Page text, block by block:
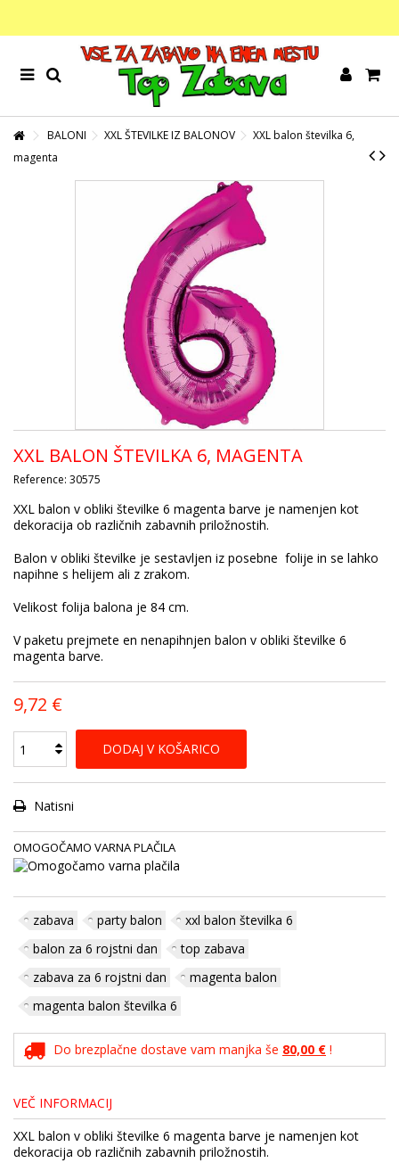
BALONI XXL ŠTEVILKE IZ BALONOV
XXL balon številka 6,
magenta
XXL BALON ŠTEVILKA 6, MAGENTA
Reference: 30575
XXL balon v obliki številke 6 magenta barve je namenjen kot
dekoracija ob različnih zabavnih priložnostih.
Balon v obliki številke je sestavljen iz posebne folije in se lahko
napihne s helijem ali z zrakom.
Velikost folija balona je 84 cm.
V paketu prejmete en nenapihnjen balon v obliki številke 6
magenta barve.
9,72 €
DODAJ V KOŠARICO
Natisni
OMOGOČAMO VARNA PLAČILA
zabava party balon
xxl balon številka 6
balon za 6 rojstni dan
top zabava
zabava za 6 rojstni dan
magenta balon
magenta balon številka 6
Do brezplačne dostave vam manjka še 80,00 € !
VEČ INFORMACIJ
XXL balon v obliki številke 6 magenta barve je namenjen kot
dekoracija ob različnih zabavnih priložnostih.